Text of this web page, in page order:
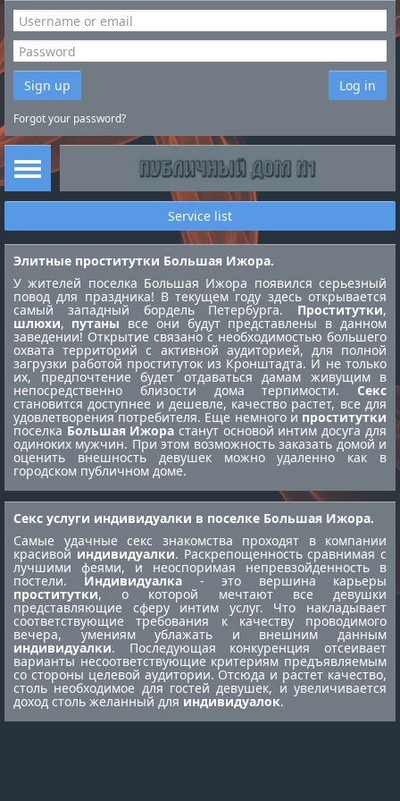
Sign up Log in
Forgot your password?
Service list
Элитные проститутки Большая Ижора.
У жителей поселка Большая Ижора появился серьезный
повод для праздника! В текущем году здесь открывается
самый западный бордель Петербурга. Проститутки,
шлюхи, путаны все они будут представлены в данном
заведении! Открытие связано с необходимостью большего
охвата территорий с активной аудиторией, для полной
загрузки работой проституток из Кронштадта. И не только
их, предпочтение будет отдаваться дамам живущим в
непосредственно близости дома терпимости. Секс
становится доступнее и дешевле, качество растет, все для
удовлетворения потребителя. Еще немного и проститутки
поселка Большая Ижора станут основой интим досуга для
одиноких мужчин. При этом возможность заказать домой и
оценить внешность девушек можно удаленно как в
городском публичном доме.
Секс услуги индивидуалки в поселке Большая Ижора.
Самые удачные секс знакомства проходят в компании
красивойиндивидуалки. Раскрепощенность сравнимая с
лучшими феями, и неоспоримая непревзойденность в
постели. Индивидуалка - это вершина карьеры
проститутки, о которой мечтают все девушки
представляющие сферу интим услуг. Что накладывает
соответствующие требования к качеству проводимого
вечера, умениям ублажать и внешним данным
индивидуалки. Последующая конкуренция отсеивает
варианты несоответствующие критериям предъявляемым
со стороны целевой аудитории. Отсюда и растет качество,
столь необходимое для гостей девушек, и увеличивается
доход столь желанный для индивидуалок.